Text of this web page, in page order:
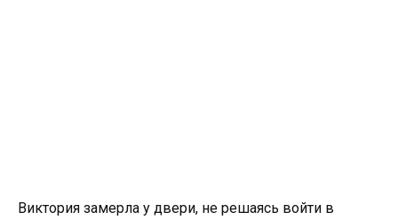
Виктория замерла у двери, не решаясь войти в